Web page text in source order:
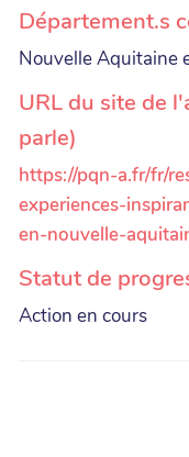
Département.s
Nouvelle Aquitaine
URL du site de
parle)
https://pqn-a.fr/fr/
experiences-
en-nouvelle-
Statut de
Action en cours